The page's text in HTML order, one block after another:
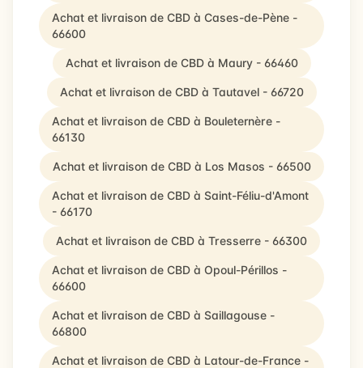
Achat et livraison de CBD à Cases-de-Pène -
66600
Achat et livraison de CBD à Maury - 66460
Achat et livraison de CBD à Tautavel - 66720
Achat et livraison de CBD à Bouleternère -
66130
Achat et livraison de CBD à Los Masos - 66500
Achat et livraison de CBD à Saint-Féliu-d'Amont
- 66170
Achat et livraison de CBD à Tresserre - 66300
Achat et livraison de CBD à Opoul-Périllos -
66600
Achat et livraison de CBD à Saillagouse -
66800
Achat et livraison de CBD à Latour-de-France -